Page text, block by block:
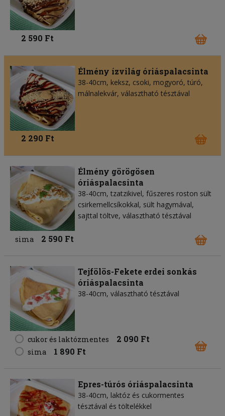
2 590 Ft
Élmény ízvilág óriáspalacsinta
38-40cm, keksz, csoki, mogyoró, túró,
málnalekvár, választható tésztával
2 290 Ft
Élmény görögösen
óriáspalacsinta
38-40cm, tzatzikivel, fűszeres roston sült
csirkemellcsíkokkal, sült hagymával,
sajttal töltve, választható tésztával
sima 2 590 Ft
Tejfölös-Fekete erdei sonkás
óriáspalacsinta
38-40cm, választható tésztával
cukor és laktózmentes 2 090 Ft
sima 1 890 Ft
Epres-túrós óriáspalacsinta
38-40cm, laktóz és cukormentes
tésztával és töltelékkel